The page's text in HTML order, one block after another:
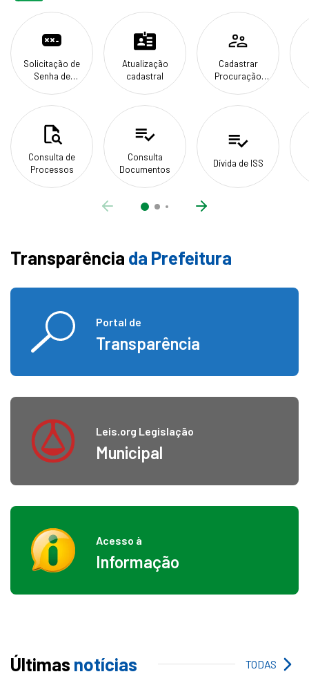
Solicitação de
Senha de
Serviços
Consulta de
Processos
Atualização
cadastral
Consulta
Documentos
Cadastrar
Procuração
Eletrônica
Dívida de ISS
ANTERIOR PRÓXIMO
Transparência da Prefeitura
Portal de
Transparência
Leis.org Legislação
Municipal
Acesso à
Informação
Últimas notícias TODAS